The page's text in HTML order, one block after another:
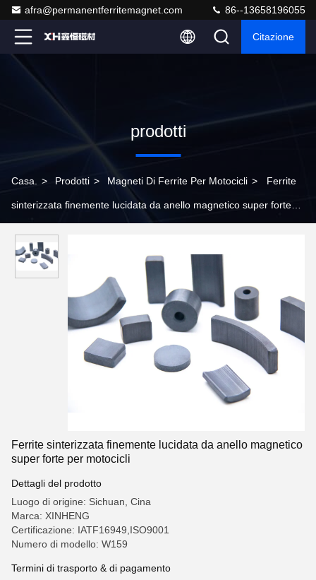
afra@permanentferritemagnet.com 86--13658196055
Citazione
prodotti
Casa. > Prodotti > Magneti Di Ferrite Per Motocicli > Ferrite
sinterizzata finemente lucidata da anello magnetico super forte
Ferrite sinterizzata finemente lucidata da anello magnetico
super forte per motocicli
Dettagli del prodotto
Luogo di origine: Sichuan, Cina
Marca: XINHENG
Certificazione: IATF16949,ISO9001
Numero di modello: W159
Termini di trasporto & di pagamento